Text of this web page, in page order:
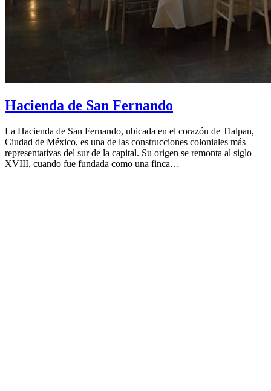
Hacienda de San Fernando
La Hacienda de San Fernando, ubicada en el corazón de Tlalpan,
Ciudad de México, es una de las construcciones coloniales más
representativas del sur de la capital. Su origen se remonta al siglo
XVIII, cuando fue fundada como una finca…